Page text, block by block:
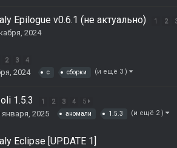
Epilogue v0.6.1 (не актуально) 1 2
2024
2 3 4
2024 c сборки (и ещё 3 )
1.5.3 1 2 3 4 5
января, 2025 аномали 1.5.3 (и ещё 2 )
Eclipse [UPDATE 1]